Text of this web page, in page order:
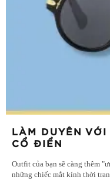
LÀM DUYÊN
CỔ ĐIỂN
Outfit của bạn sẽ càng thêm
những chiếc mắt kính thời